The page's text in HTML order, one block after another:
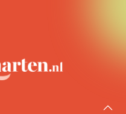
cadeaukaart maak